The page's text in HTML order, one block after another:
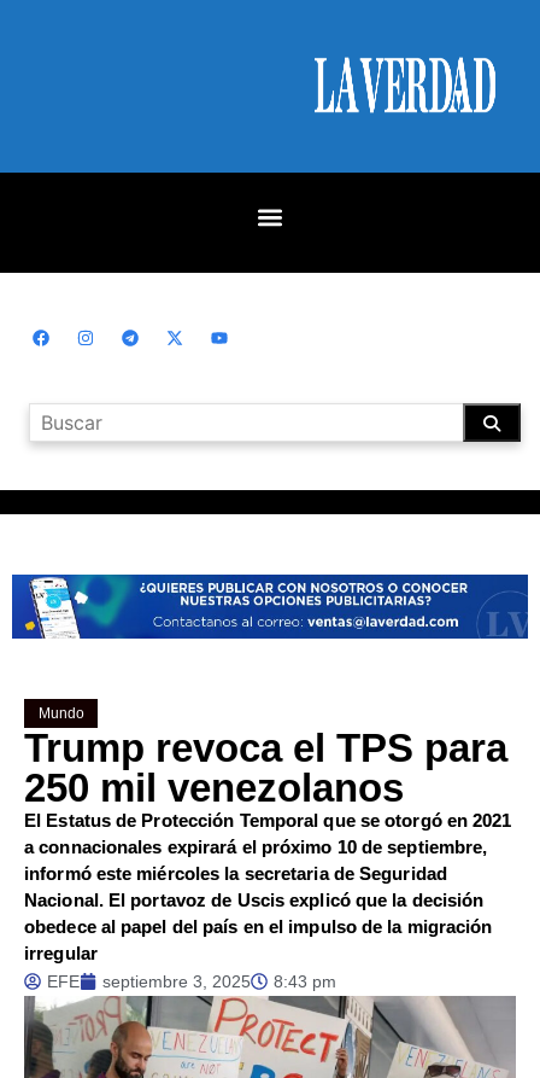
Mundo
Trump revoca el TPS para
250 mil venezolanos
El Estatus de Protección Temporal que se otorgó en 2021
a connacionales expirará el próximo 10 de septiembre,
informó este miércoles la secretaria de Seguridad
Nacional. El portavoz de Uscis explicó que la decisión
obedece al papel del país en el impulso de la migración
irregular
EFE septiembre 3, 2025 8:43 pm